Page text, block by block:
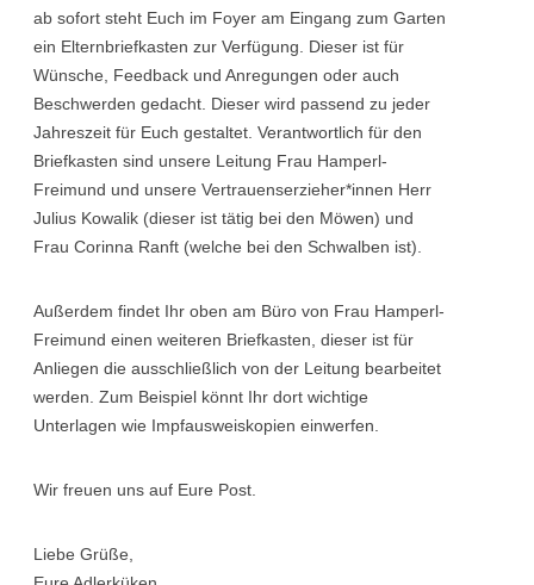
ab sofort steht Euch im Foyer am Eingang zum Garten
ein Elternbriefkasten zur Verfügung. Dieser ist für
Wünsche, Feedback und Anregungen oder auch
Beschwerden gedacht. Dieser wird passend zu jeder
Jahreszeit für Euch gestaltet. Verantwortlich für den
Briefkasten sind unsere Leitung Frau Hamperl-
Freimund und unsere Vertrauenserzieher*innen Herr
Julius Kowalik (dieser ist tätig bei den Möwen) und
Frau Corinna Ranft (welche bei den Schwalben ist).
Außerdem findet Ihr oben am Büro von Frau Hamperl-
Freimund einen weiteren Briefkasten, dieser ist für
Anliegen die ausschließlich von der Leitung bearbeitet
werden. Zum Beispiel könnt Ihr dort wichtige
Unterlagen wie Impfausweiskopien einwerfen.
Wir freuen uns auf Eure Post.
Liebe Grüße,